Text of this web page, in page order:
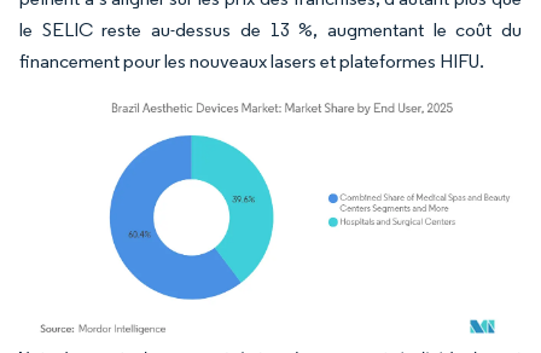
le SELIC reste au-dessus de 13 %, augmentant le coût du
financement pour les nouveaux lasers et plateformes HIFU.